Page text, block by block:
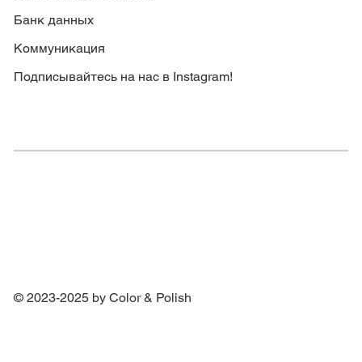
Банк данных
Коммуникация
Подписывайтесь на нас в Instagram!
© 2023-2025 by Color & Polish